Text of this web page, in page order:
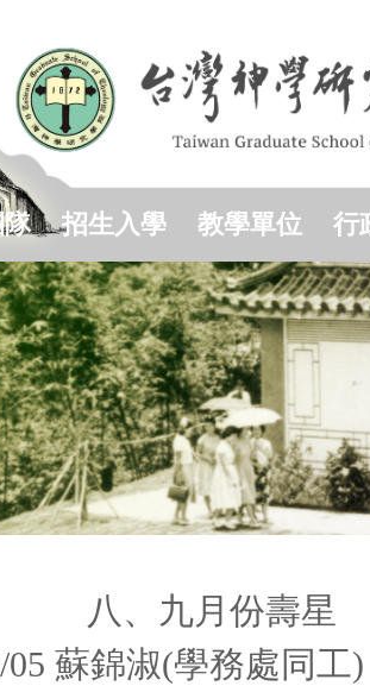
招生入學 教學單位 行
八、九月份壽星
05 蘇錦淑(學務處同